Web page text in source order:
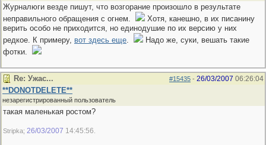
Журналюги везде пишут, что возгорание произошло в результате
неправильного обращения с огнем.
Хотя, канешно, в их писанину
верить особо не приходится, но единодушие по их версию у них
редкое. К примеру, вот здесь еще.
Надо же, суки, вешать такие
фотки.
#15435 - 26/03/2007 06:26:04
Re: Ужас...
**DONOTDELETE**
незарегистрированный пользователь
такая маленькая ростом?
Stripka; 26/03/2007 14:45:56